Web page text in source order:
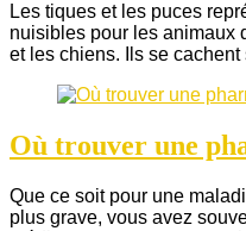
Les tiques et les puces
nuisibles pour les animaux
et les chiens. Ils se cachent
Où trouver une
Que ce soit pour une
plus grave, vous avez